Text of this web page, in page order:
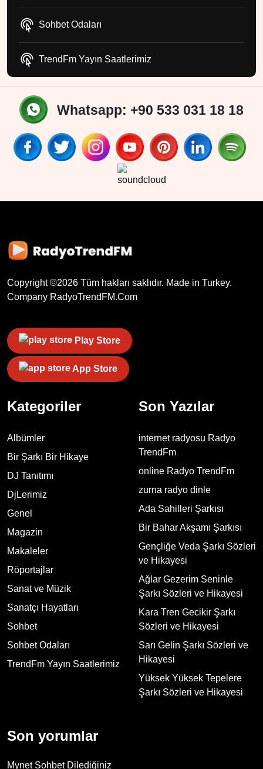
Sohbet Odaları
TrendFm Yayın Saatlerimiz
Whatsapp: +90 533 031 18 18
Copyright ©2026 Tüm hakları saklıdır. Made in Turkey.
Company RadyoTrendFM.Com
Play Store
App Store
Kategoriler
Albümler
Bir Şarkı Bir Hikaye
DJ Tanıtımı
DjLerimiz
Genel
Magazin
Makaleler
Röportajlar
Sanat ve Müzik
Sanatçı Hayatları
Sohbet
Sohbet Odaları
TrendFm Yayın Saatlerimiz
Son Yazılar
internet radyosu Radyo
TrendFm
online Radyo TrendFm
zurna radyo dinle
Ada Sahilleri Şarkısı
Bir Bahar Akşamı Şarkısı
Gençliğe Veda Şarkı Sözleri
ve Hikayesi
Ağlar Gezerim Seninle
Şarkı Sözleri ve Hikayesi
Kara Tren Gecikir Şarkı
Sözleri ve Hikayesi
Sarı Gelin Şarkı Sözleri ve
Hikayesi
Yüksek Yüksek Tepelere
Şarkı Sözleri ve Hikayesi
Son yorumlar
Mynet Sohbet Dilediğiniz